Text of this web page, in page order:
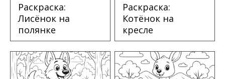
Раскраска:
Лисёнок на
полянке
Раскраска:
Котёнок на
кресле